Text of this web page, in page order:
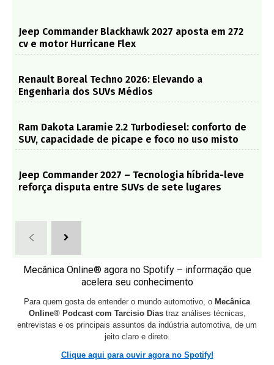
Jeep Commander Blackhawk 2027 aposta em 272
cv e motor Hurricane Flex
Renault Boreal Techno 2026: Elevando a
Engenharia dos SUVs Médios
Ram Dakota Laramie 2.2 Turbodiesel: conforto de
SUV, capacidade de picape e foco no uso misto
Jeep Commander 2027 – Tecnologia híbrida-leve
reforça disputa entre SUVs de sete lugares
Mecânica Online® agora no Spotify – informação que
acelera seu conhecimento
Para quem gosta de entender o mundo automotivo, o Mecânica
Online® Podcast com Tarcisio Diastraz análises técnicas,
entrevistas e os principais assuntos da indústria automotiva, de um
jeito claro e direto.
Clique aqui para ouvir agora no Spotify!